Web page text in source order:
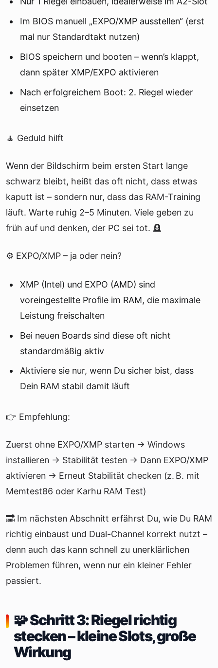
Im BIOS manuell „EXPO/XMP ausstellen“ (erst
mal nur Standardtakt nutzen)
BIOS speichern und booten – wenn’s klappt,
dann später XMP/EXPO aktivieren
Nach erfolgreichem Boot: 2. Riegel wieder
einsetzen
🧘 Geduld hilft
Wenn der Bildschirm beim ersten Start lange
schwarz bleibt, heißt das oft nicht, dass etwas
kaputt ist – sondern nur, dass das RAM-Training
läuft. Warte ruhig 2–5 Minuten. Viele geben zu
früh auf und denken, der PC sei tot. 🪦
⚙️ EXPO/XMP – ja oder nein?
XMP (Intel) und EXPO (AMD) sind
voreingestellte Profile im RAM, die maximale
Leistung freischalten
Bei neuen Boards sind diese oft nicht
standardmäßig aktiv
Aktiviere sie nur, wenn Du sicher bist, dass
Dein RAM stabil damit läuft
👉 Empfehlung:
Zuerst ohne EXPO/XMP starten → Windows
installieren → Stabilität testen → Dann EXPO/XMP
aktivieren → Erneut Stabilität checken (z. B. mit
Memtest86 oder Karhu RAM Test)
🔜 Im nächsten Abschnitt erfährst Du, wie Du RAM
richtig einbaust und Dual-Channel korrekt nutzt –
denn auch das kann schnell zu unerklärlichen
Problemen führen, wenn nur ein kleiner Fehler
passiert.
🧩 Schritt 3: Riegel richtig
stecken – kleine Slots, große
Wirkung